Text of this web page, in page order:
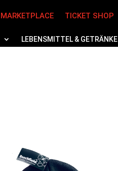
MARKETPLACE TICKET SHOP
LEBENSMITTEL & GETRÄNKE